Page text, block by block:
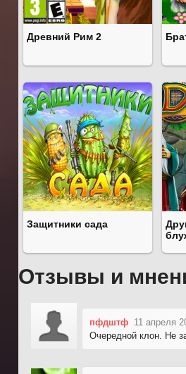
Древний Рим 2
Защитники сада
Отзывы и
пфдштф 11 апреля
Очередной клон. Не